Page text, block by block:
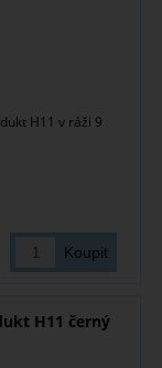
H11 v ráži 9
H11 černý